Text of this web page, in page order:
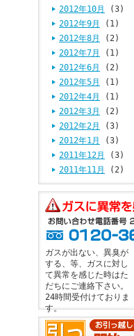
2012年10月
(3)
2012年9月
(1)
2012年8月
(2)
2012年7月
(1)
2012年6月
(2)
2012年5月
(1)
2012年4月
(1)
2012年3月
(2)
2012年2月
(3)
2012年1月
(3)
2011年12月
(3)
2011年11月
(2)
ガスが出ない、異臭が
する、等、ガスに対し
て異常を感じた時はた
だちにご連絡下さい。
24時間受付けておりま
す。